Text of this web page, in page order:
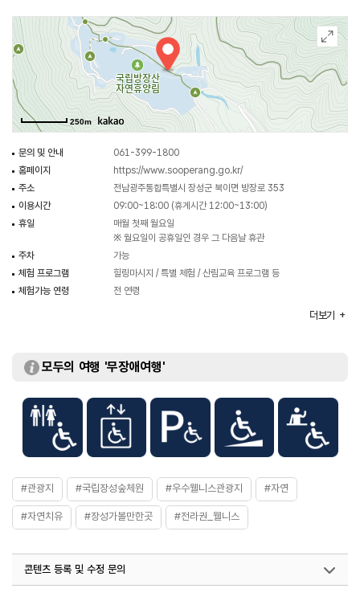
250m
문의 및 안내
061-399-1800
홈페이지
https://www.sooperang.go.kr/
주소
전남광주통합특별시 장성군 북이면 방장로 353
이용시간
09:00~18:00 (휴게시간 12:00~13:00)
휴일
매월 첫째 월요일
※ 월요일이 공휴일인 경우 그 다음날 휴관
주차
가능
체험 프로그램
힐링마시지 / 특별 체험 / 산림교육 프로그램 등
체험가능 연령
전 연령
- 경차 1,500원
휴양림관리소에서 주차료 징수)
입장료
숙박·시설·프로그램 이용 시 무료
시설이용료
시설별로 상이함
더보기
모두의 여행 '무장애여행'
#관광지 #국립장성숲체원 #우수웰니스관광지 #자연
#자연치유 #장성가볼만한곳 #전라권_웰니스
콘텐츠 등록 및 수정 문의